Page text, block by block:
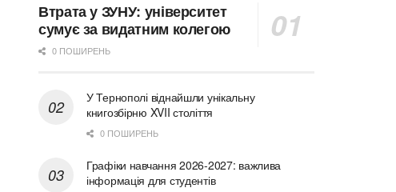
Втрата у ЗУНУ: університет
сумує за видатним колегою
0 ПОШИРЕНЬ
У Тернополі віднайшли унікальну
книгозбірню XVII століття
0 ПОШИРЕНЬ
Графіки навчання 2026-2027: важлива
інформація для студентів